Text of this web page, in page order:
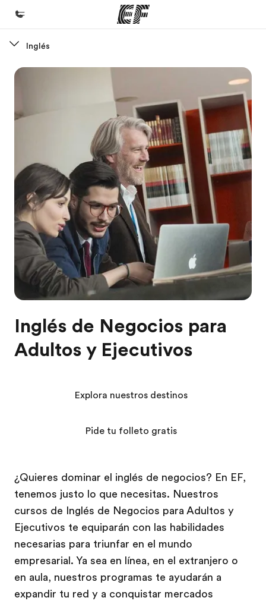
Bienvenido a EF
Ver todo lo que hacemos
Encuentra una oficina
Sobre nosotros
Quiénes somos
Trabajos
Únete al equipo
Inglés
Inglés de Negocios para
Adultos y Ejecutivos
¿Quieres dominar el inglés de negocios? En EF,
tenemos justo lo que necesitas. Nuestros
cursos de Inglés de Negocios para Adultos y
Ejecutivos te equiparán con las habilidades
necesarias para triunfar en el mundo
empresarial. Ya sea en línea, en el extranjero o
en aula, nuestros programas te ayudarán a
expandir tu red y a conquistar mercados
Explora nuestros destinos
Pide tu folleto gratis